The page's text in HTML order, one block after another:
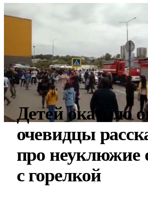
Детей окатило
очевидцы
про
с горелкой